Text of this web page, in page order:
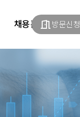
채용홈페이지방문신청